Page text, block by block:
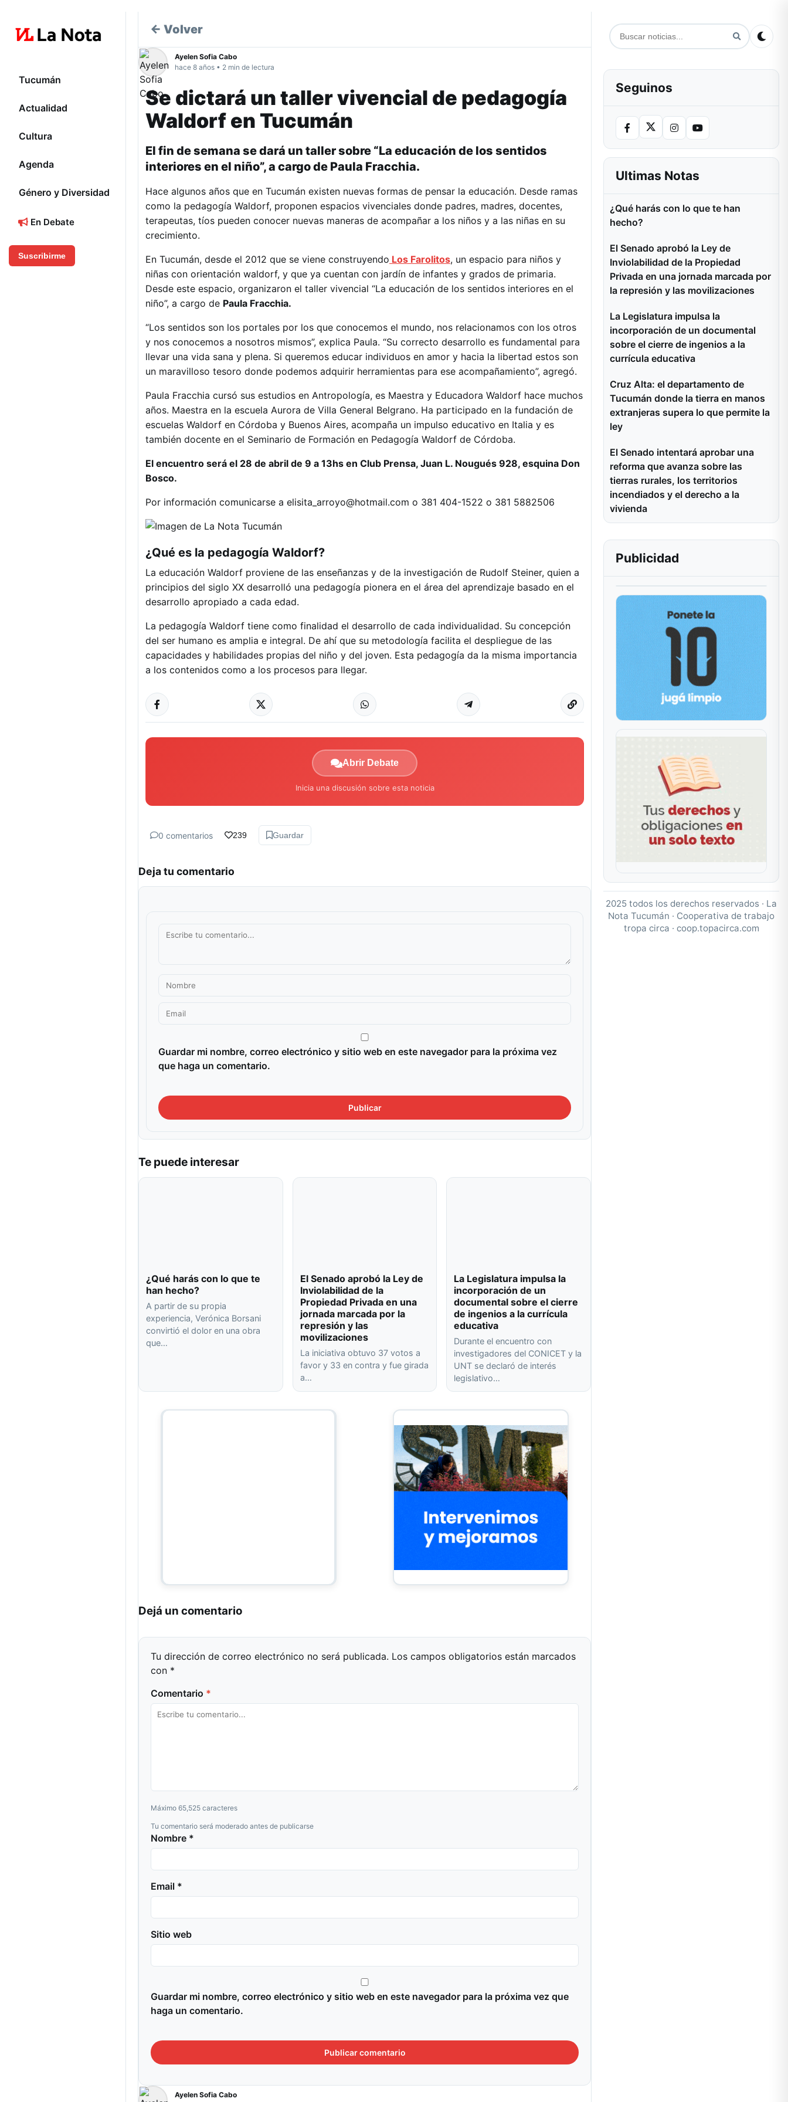
Tucumán
Actualidad
Cultura
Agenda
Género y Diversidad
En Debate
Suscribirme
← Volver
Ayelen Sofia Cabo
hace 8 años • 2 min de lectura
Se dictará un taller vivencial de pedagogía
Waldorf en Tucumán
El fin de semana se dará un taller sobre “La educación de los sentidos
interiores en el niño”, a cargo de Paula Fracchia.
Hace algunos años que en Tucumán existen nuevas formas de pensar la educación. Desde ramas
como la pedagogía Waldorf, proponen espacios vivenciales donde padres, madres, docentes,
terapeutas, tíos pueden conocer nuevas maneras de acompañar a los niños y a las niñas en su
crecimiento.
En Tucumán, desde el 2012 que se viene construyendo Los Farolitos, un espacio para niños y
niñas con orientación waldorf, y que ya cuentan con jardín de infantes y grados de primaria.
Desde este espacio, organizaron el taller vivencial “La educación de los sentidos interiores en el
niño”, a cargo de Paula Fracchia.
“Los sentidos son los portales por los que conocemos el mundo, nos relacionamos con los otros
y nos conocemos a nosotros mismos”, explica Paula. “Su correcto desarrollo es fundamental para
llevar una vida sana y plena. Si queremos educar individuos en amor y hacia la libertad estos son
un maravilloso tesoro donde podemos adquirir herramientas para ese acompañamiento”, agregó.
Paula Fracchia cursó sus estudios en Antropología, es Maestra y Educadora Waldorf hace muchos
años. Maestra en la escuela Aurora de Villa General Belgrano. Ha participado en la fundación de
escuelas Waldorf en Córdoba y Buenos Aires, acompaña un impulso educativo en Italia y es
también docente en el Seminario de Formación en Pedagogía Waldorf de Córdoba.
El encuentro será el 28 de abril de 9 a 13hs en Club Prensa, Juan L. Nougués 928, esquina Don
Bosco.
Por información comunicarse a elisita_arroyo@hotmail.com o 381 404-1522 o 381 5882506
¿Qué es la pedagogía Waldorf?
La educación Waldorf proviene de las enseñanzas y de la investigación de Rudolf Steiner, quien a
principios del siglo XX desarrolló una pedagogía pionera en el área del aprendizaje basado en el
desarrollo apropiado a cada edad.
La pedagogía Waldorf tiene como finalidad el desarrollo de cada individualidad. Su concepción
del ser humano es amplia e integral. De ahí que su metodología facilita el despliegue de las
capacidades y habilidades propias del niño y del joven. Esta pedagogía da la misma importancia
a los contenidos como a los procesos para llegar.
Abrir Debate
Inicia una discusión sobre esta noticia
0 comentarios 239 Guardar
Deja tu comentario
Guardar mi nombre, correo electrónico y sitio web en este navegador para la próxima vez
que haga un comentario.
Te puede interesar
¿Qué harás con lo que te
han hecho?
A partir de su propia
experiencia, Verónica Borsani
convirtió el dolor en una obra
que…
El Senado aprobó la Ley de
Inviolabilidad de la
Propiedad Privada en una
jornada marcada por la
represión y las
movilizaciones
La iniciativa obtuvo 37 votos a
favor y 33 en contra y fue girada
a…
La Legislatura impulsa la
incorporación de un
documental sobre el cierre
de ingenios a la currícula
educativa
Durante el encuentro con
investigadores del CONICET y la
UNT se declaró de interés
legislativo…
Dejá un comentario
Tu dirección de correo electrónico no será publicada. Los campos obligatorios están marcados
con *
Comentario *
Máximo 65,525 caracteres
Tu comentario será moderado antes de publicarse
Nombre *
Email *
Sitio web
Guardar mi nombre, correo electrónico y sitio web en este navegador para la próxima vez que
haga un comentario.
Ayelen Sofia Cabo
Seguinos
Ultimas Notas
¿Qué harás con lo que te han
hecho?
El Senado aprobó la Ley de
Inviolabilidad de la Propiedad
Privada en una jornada marcada por
la represión y las movilizaciones
La Legislatura impulsa la
incorporación de un documental
sobre el cierre de ingenios a la
currícula educativa
Cruz Alta: el departamento de
Tucumán donde la tierra en manos
extranjeras supera lo que permite la
ley
El Senado intentará aprobar una
reforma que avanza sobre las
tierras rurales, los territorios
incendiados y el derecho a la
vivienda
Publicidad
2025 todos los derechos reservados · La
Nota Tucumán · Cooperativa de trabajo
tropa circa · coop.topacirca.com